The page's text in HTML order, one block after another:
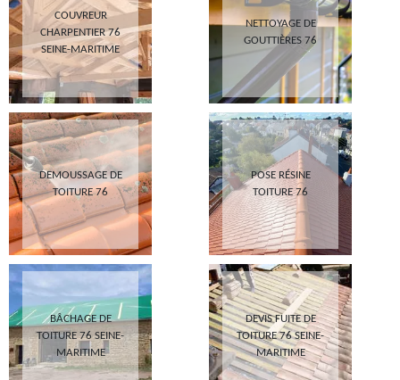
COUVREUR
CHARPENTIER 76
SEINE-MARITIME
NETTOYAGE DE
GOUTTIÈRES 76
DEMOUSSAGE DE
TOITURE 76
POSE RÉSINE
TOITURE 76
BÂCHAGE DE
TOITURE 76 SEINE-
MARITIME
DEVIS FUITE DE
TOITURE 76 SEINE-
MARITIME